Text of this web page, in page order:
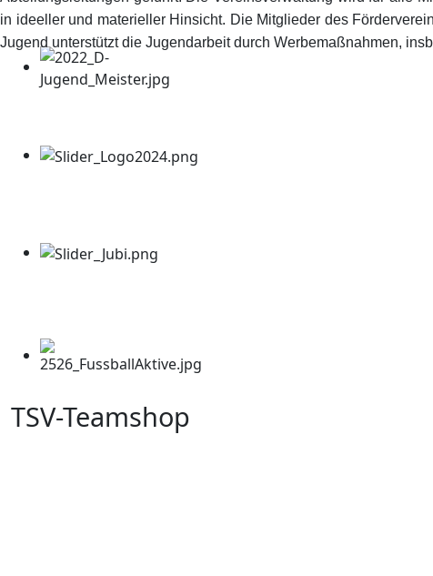
in ideeller und materieller Hinsicht. Die Mitglieder des
Jugend unterstützt die Jugendarbeit durch Werbemaßnahmen,
TSV-Teamshop